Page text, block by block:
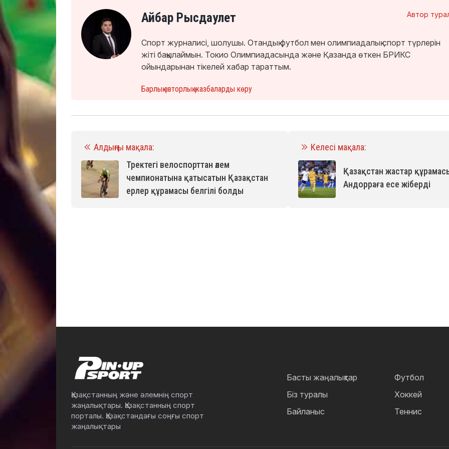
Автор
Айбар Рысдаулет
Спорт журналисі, шолушы. Отандық футбол мен олимпиадалық спорт түрлерін
жіті бақылаймын. Токио Олимпиадасында және Қазанда өткен БРИКС
ойындарынан тікелей хабар тараттым.
Барлық авторлық жазбаларды көру
Алдыңғы мақала:
Тректегі велоспорттан әлем
чемпионатына қатысатын Қазақстан
ерлер құрамасы белгілі болды
Келесі мақала:
Қазақстан жастар
Андорраға есе жіберді
Қазақстанның және әлемнің спорт
жаңалықтары. Қазақстанның спорт
порталы. Қазақстандағы соңғы спорт
жаңалықтары
Басты жаңалықтар
Біз туралы
Байланыс
Футбол
Хоккей
Теннис